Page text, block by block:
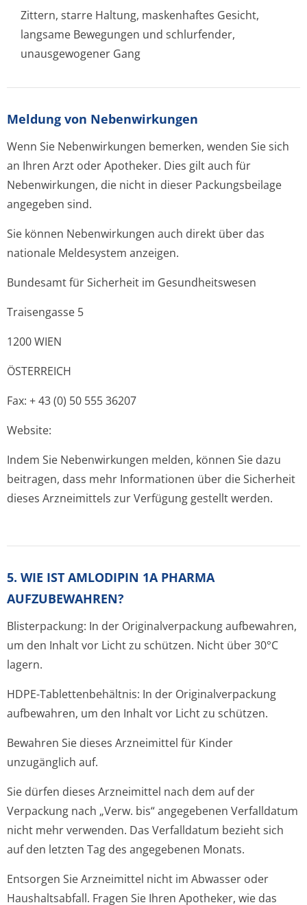
Zittern, starre Haltung, maskenhaftes Gesicht,
langsame Bewegungen und schlurfender,
unausgewogener Gang
Meldung von Nebenwirkungen
Wenn Sie Nebenwirkungen bemerken, wenden Sie sich
an Ihren Arzt oder Apotheker. Dies gilt auch für
Nebenwirkungen, die nicht in dieser Packungsbeilage
angegeben sind.
Sie können Nebenwirkungen auch direkt über das
nationale Meldesystem anzeigen.
Bundesamt für Sicherheit im Gesundheitswesen
Traisengasse 5
1200 WIEN
ÖSTERREICH
Fax: + 43 (0) 50 555 36207
Website:
Indem Sie Nebenwirkungen melden, können Sie dazu
beitragen, dass mehr Informationen über die Sicherheit
dieses Arzneimittels zur Verfügung gestellt werden.
5. WIE IST AMLODIPIN 1A PHARMA
AUFZUBEWAHREN?
Blisterpackung: In der Originalverpackung aufbewahren,
um den Inhalt vor Licht zu schützen. Nicht über 30°C
lagern.
HDPE-Tablettenbehältnis: In der Originalverpackung
aufbewahren, um den Inhalt vor Licht zu schützen.
Bewahren Sie dieses Arzneimittel für Kinder
unzugänglich auf.
Sie dürfen dieses Arzneimittel nach dem auf der
Verpackung nach „Verw. bis“ angegebenen Verfalldatum
nicht mehr verwenden. Das Verfalldatum bezieht sich
auf den letzten Tag des angegebenen Monats.
Entsorgen Sie Arzneimittel nicht im Abwasser oder
Haushaltsabfall. Fragen Sie Ihren Apotheker, wie das